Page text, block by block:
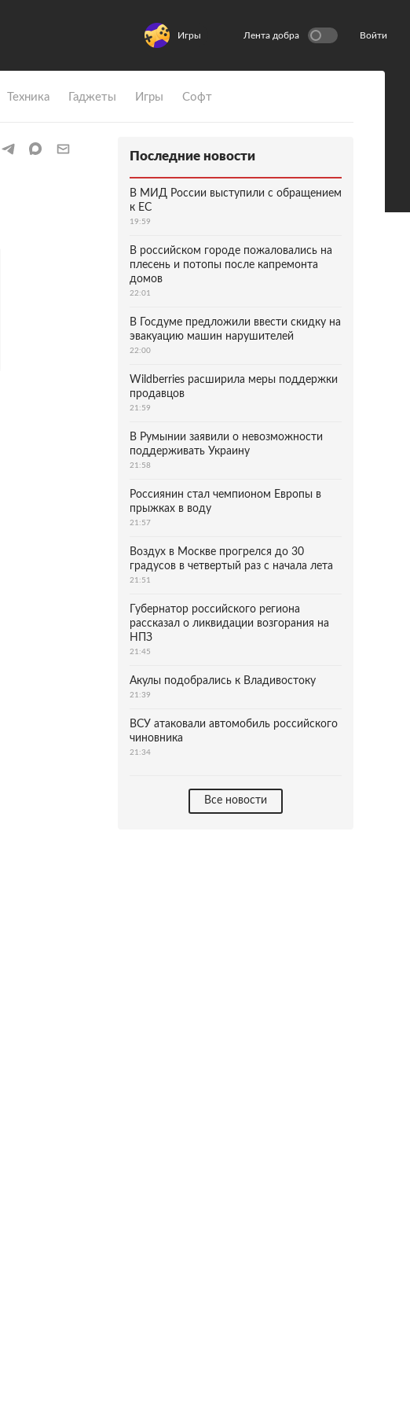
Игры Лента добра Войти
Техника Гаджеты Игры Софт
Последние новости
В МИД России выступили с обращением
к ЕС
19:59
В российском городе пожаловались на
плесень и потопы после капремонта
домов
22:01
В Госдуме предложили ввести скидку на
эвакуацию машин нарушителей
22:00
Wildberries расширила меры поддержки
продавцов
21:59
В Румынии заявили о невозможности
поддерживать Украину
21:58
Россиянин стал чемпионом Европы в
прыжках в воду
21:57
Воздух в Москве прогрелся до 30
градусов в четвертый раз с начала лета
21:51
Губернатор российского региона
рассказал о ликвидации возгорания на
НПЗ
21:45
Акулы подобрались к Владивостоку
21:39
ВСУ атаковали автомобиль российского
чиновника
21:34
Все новости